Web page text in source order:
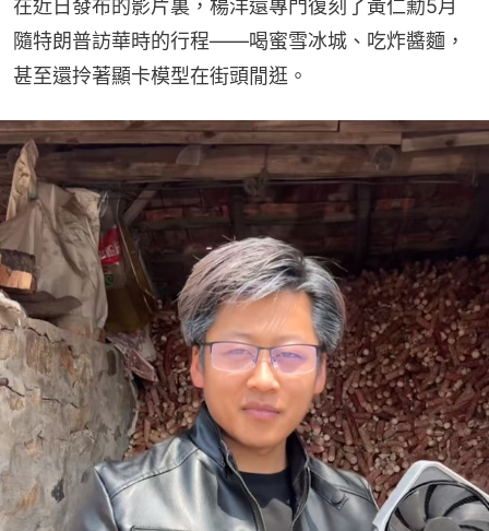
在近日發布的影片裏，楊洋還專門復刻了黃仁勳5月
隨特朗普訪華時的行程——喝蜜雪冰城、吃炸醬麵，
甚至還拎著顯卡模型在街頭閒逛。